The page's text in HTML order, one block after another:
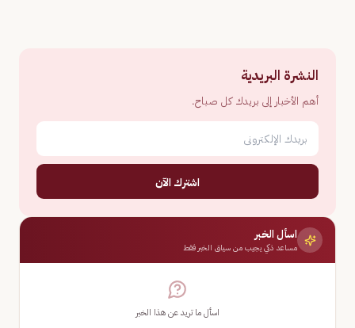
النشرة البريدية
أهم الأخبار إلى بريدك كل صباح.
اشترك الآن
اسأل الخبر
مساعد ذكي يجيب من سياق الخبر فقط
اسأل ما تريد عن هذا الخبر